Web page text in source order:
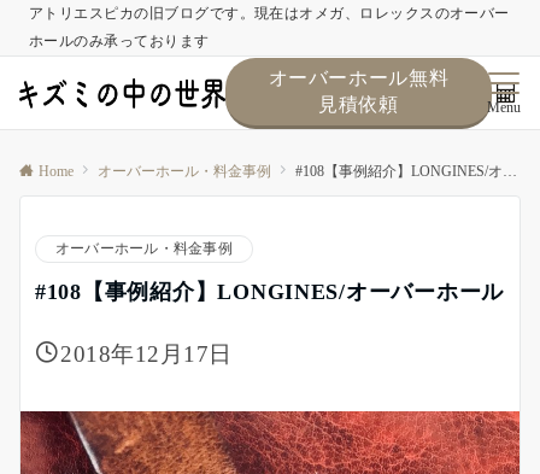
アトリエスピカの旧ブログです。現在はオメガ、ロレックスのオーバー
ホールのみ承っております
オーバーホール無料
見積依頼
Menu
Home オーバーホール・料金事例 #108【事例紹介】LONGINES/オーバーホール
オーバーホール・料金事例
#108【事例紹介】LONGINES/オーバーホール
2018年12月17日